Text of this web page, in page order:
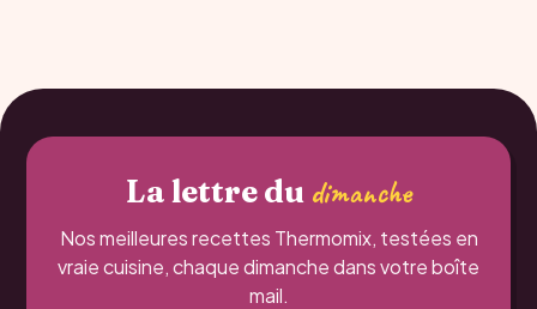
La lettre du dimanche
Nos meilleures recettes Thermomix, testées en
vraie cuisine, chaque dimanche dans votre boîte
mail.